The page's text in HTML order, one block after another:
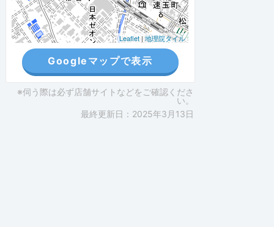
Leaflet |地理院タイル
Googleマップで表示
※伺う際は必ず店舗サイトなどをご確認くださ
い。
最終更新日：2025年3月13日